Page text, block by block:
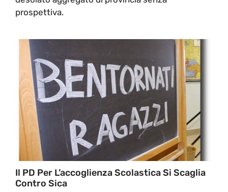
prospettiva.
Il PD Per L’accoglienza Scolastica Si Scaglia
Contro Sica